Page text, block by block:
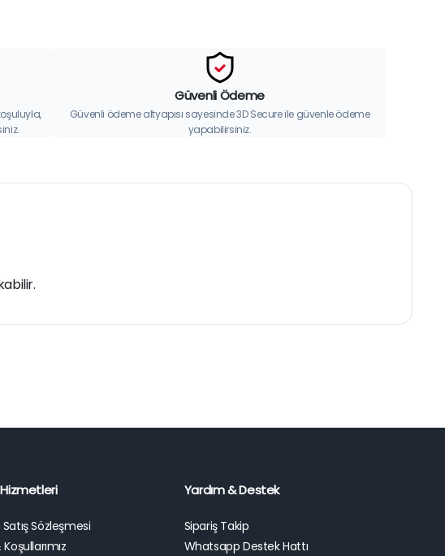
Güvenli Ödeme
Güvenli ödeme altyapısı sayesinde 3D Secure ile güvenle ödeme
yapabilirsiniz.
Sözleşmesi
Yardım & Destek
Sipariş Takip
Whatsapp Destek Hattı